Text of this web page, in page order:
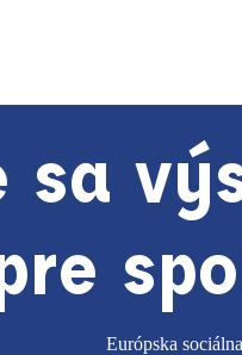
sa
Európska